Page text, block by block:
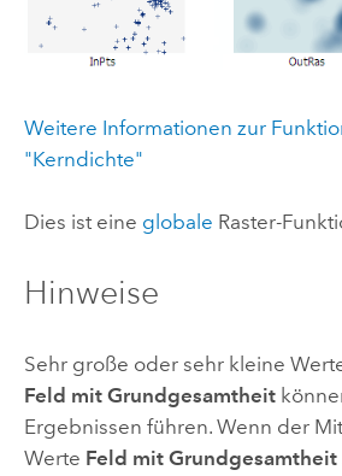
Weitere Informationen zur
"Kerndichte"
Dies ist eine globale Raster-
Hinweise
Sehr große oder sehr kleine
Feld mit Grundgesamtheit
Ergebnissen führen. Wenn der
Werte Feld mit Grundgesamtheit